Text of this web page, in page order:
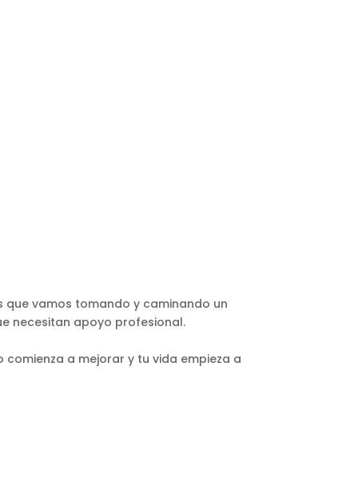
vamos tomando y caminando un
necesitan apoyo profesional.
a mejorar y tu vida empieza a